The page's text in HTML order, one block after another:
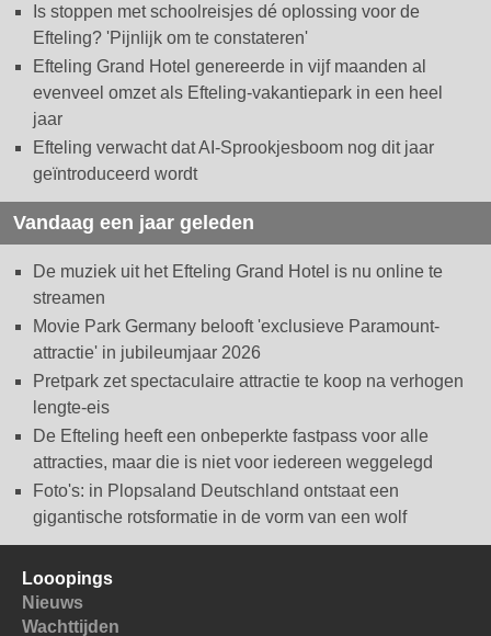
Is stoppen met schoolreisjes dé oplossing voor de
Efteling? 'Pijnlijk om te constateren'
Efteling Grand Hotel genereerde in vijf maanden al
evenveel omzet als Efteling-vakantiepark in een heel
jaar
Efteling verwacht dat AI-Sprookjesboom nog dit jaar
geïntroduceerd wordt
Vandaag een jaar geleden
De muziek uit het Efteling Grand Hotel is nu online te
streamen
Movie Park Germany belooft 'exclusieve Paramount-
attractie' in jubileumjaar 2026
Pretpark zet spectaculaire attractie te koop na verhogen
lengte-eis
De Efteling heeft een onbeperkte fastpass voor alle
attracties, maar die is niet voor iedereen weggelegd
Foto's: in Plopsaland Deutschland ontstaat een
gigantische rotsformatie in de vorm van een wolf
Looopings
Nieuws
Wachttijden